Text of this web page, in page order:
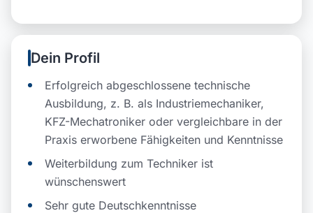
Dein Profil
Erfolgreich abgeschlossene technische
Ausbildung, z. B. als Industriemechaniker,
KFZ-Mechatroniker oder vergleichbare in der
Praxis erworbene Fähigkeiten und Kenntnisse
Weiterbildung zum Techniker ist
wünschenswert
Sehr gute Deutschkenntnisse